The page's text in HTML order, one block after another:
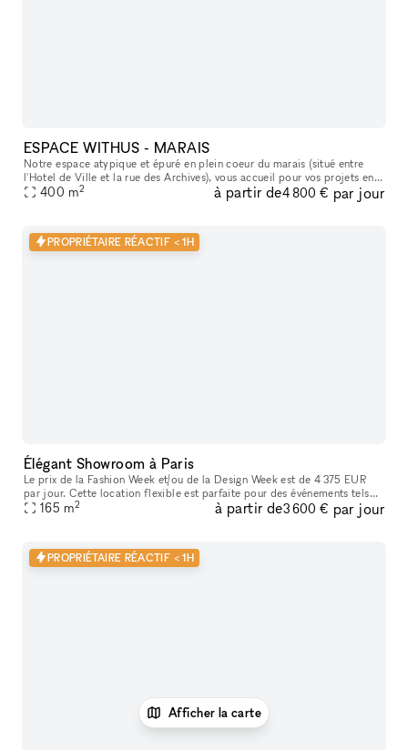
ESPACE WITHUS - MARAIS
Notre espace atypique et épuré en plein coeur du marais (situé entre
l'Hotel de Ville et la rue des Archives), vous accueil pour vos projets en
tout genre : Shooting/tournage , défilé , showroom , pr
400 m2 à partir de4 800 € par jour
PROPRIÉTAIRE RÉACTIF < 1H
Élégant Showroom à Paris
Le prix de la Fashion Week et/ou de la Design Week est de 4 375 EUR
par jour. Cette location flexible est parfaite pour des événements tels
que des expositions d'art, offrant des services supplémenta
165 m2 à partir de3 600 € par jour
PROPRIÉTAIRE RÉACTIF < 1H
Afficher la carte